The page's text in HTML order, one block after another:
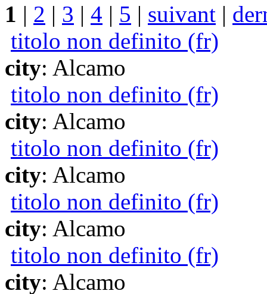
1 | 2 | 3 | 4 | 5 | suivant |
titolo non definito (fr)
city: Alcamo
titolo non definito (fr)
city: Alcamo
titolo non definito (fr)
city: Alcamo
titolo non definito (fr)
city: Alcamo
titolo non definito (fr)
city: Alcamo